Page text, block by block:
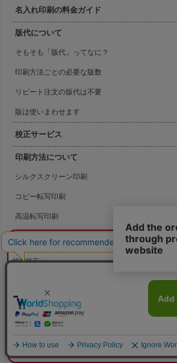
概算合計 ¥0 閉じる
納期目安：—
本体色：
選
印刷位置：選択してください
印刷色：—
本体代：¥0
印刷代：¥0
名入れ印刷の料金ガイド
版代について
そもそも「版代」ってなに？
印刷方法ごとの必要な版数
リピート注文の版代は不要
版は使いまわせます
校正サービス
印刷方法について
シルクスクリーン印刷
コピー転写印刷
高温転写印刷
3種類の印刷方法の比較
名入れ注文の流れ
名入れのよくある質問
無料サンプル提供